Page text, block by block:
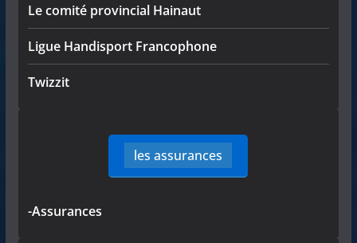
Le comité provincial Hainaut
Ligue Handisport Francophone
Twizzit
les assurances
-Assurances